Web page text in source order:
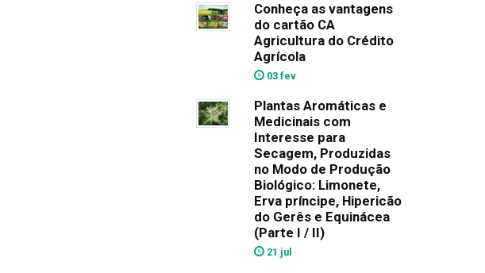
Conheça as vantagens
do cartão CA
Agricultura do Crédito
Agrícola
03 fev
Plantas Aromáticas e
Medicinais com
Interesse para
Secagem, Produzidas
no Modo de Produção
Biológico: Limonete,
Erva príncipe, Hipericão
do Gerês e Equinácea
(Parte I / II)
21 jul